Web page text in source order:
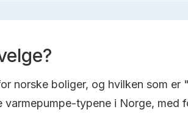
norske boliger, og hvilken som er
typene i Norge, med